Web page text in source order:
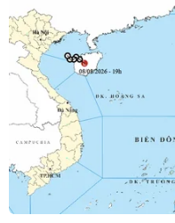
TIN LIÊN QUAN